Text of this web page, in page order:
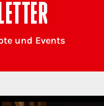
und Events